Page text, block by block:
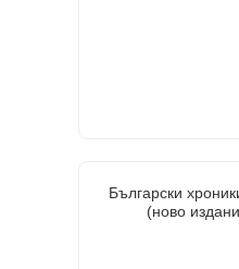
Български
(ново